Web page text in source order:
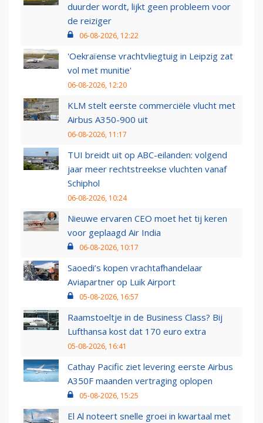
duurder wordt, lijkt geen probleem voor
de reiziger
06-08-2026, 12:22
'Oekraïense vrachtvliegtuig in Leipzig zat
vol met munitie'
06-08-2026, 12:20
KLM stelt eerste commerciële vlucht met
Airbus A350-900 uit
06-08-2026, 11:17
TUI breidt uit op ABC-eilanden: volgend
jaar meer rechtstreekse vluchten vanaf
Schiphol
06-08-2026, 10:24
Nieuwe ervaren CEO moet het tij keren
voor geplaagd Air India
06-08-2026, 10:17
Saoedi’s kopen vrachtafhandelaar
Aviapartner op Luik Airport
05-08-2026, 16:57
Raamstoeltje in de Business Class? Bij
Lufthansa kost dat 170 euro extra
05-08-2026, 16:41
Cathay Pacific ziet levering eerste Airbus
A350F maanden vertraging oplopen
05-08-2026, 15:25
El Al noteert snelle groei in kwartaal met